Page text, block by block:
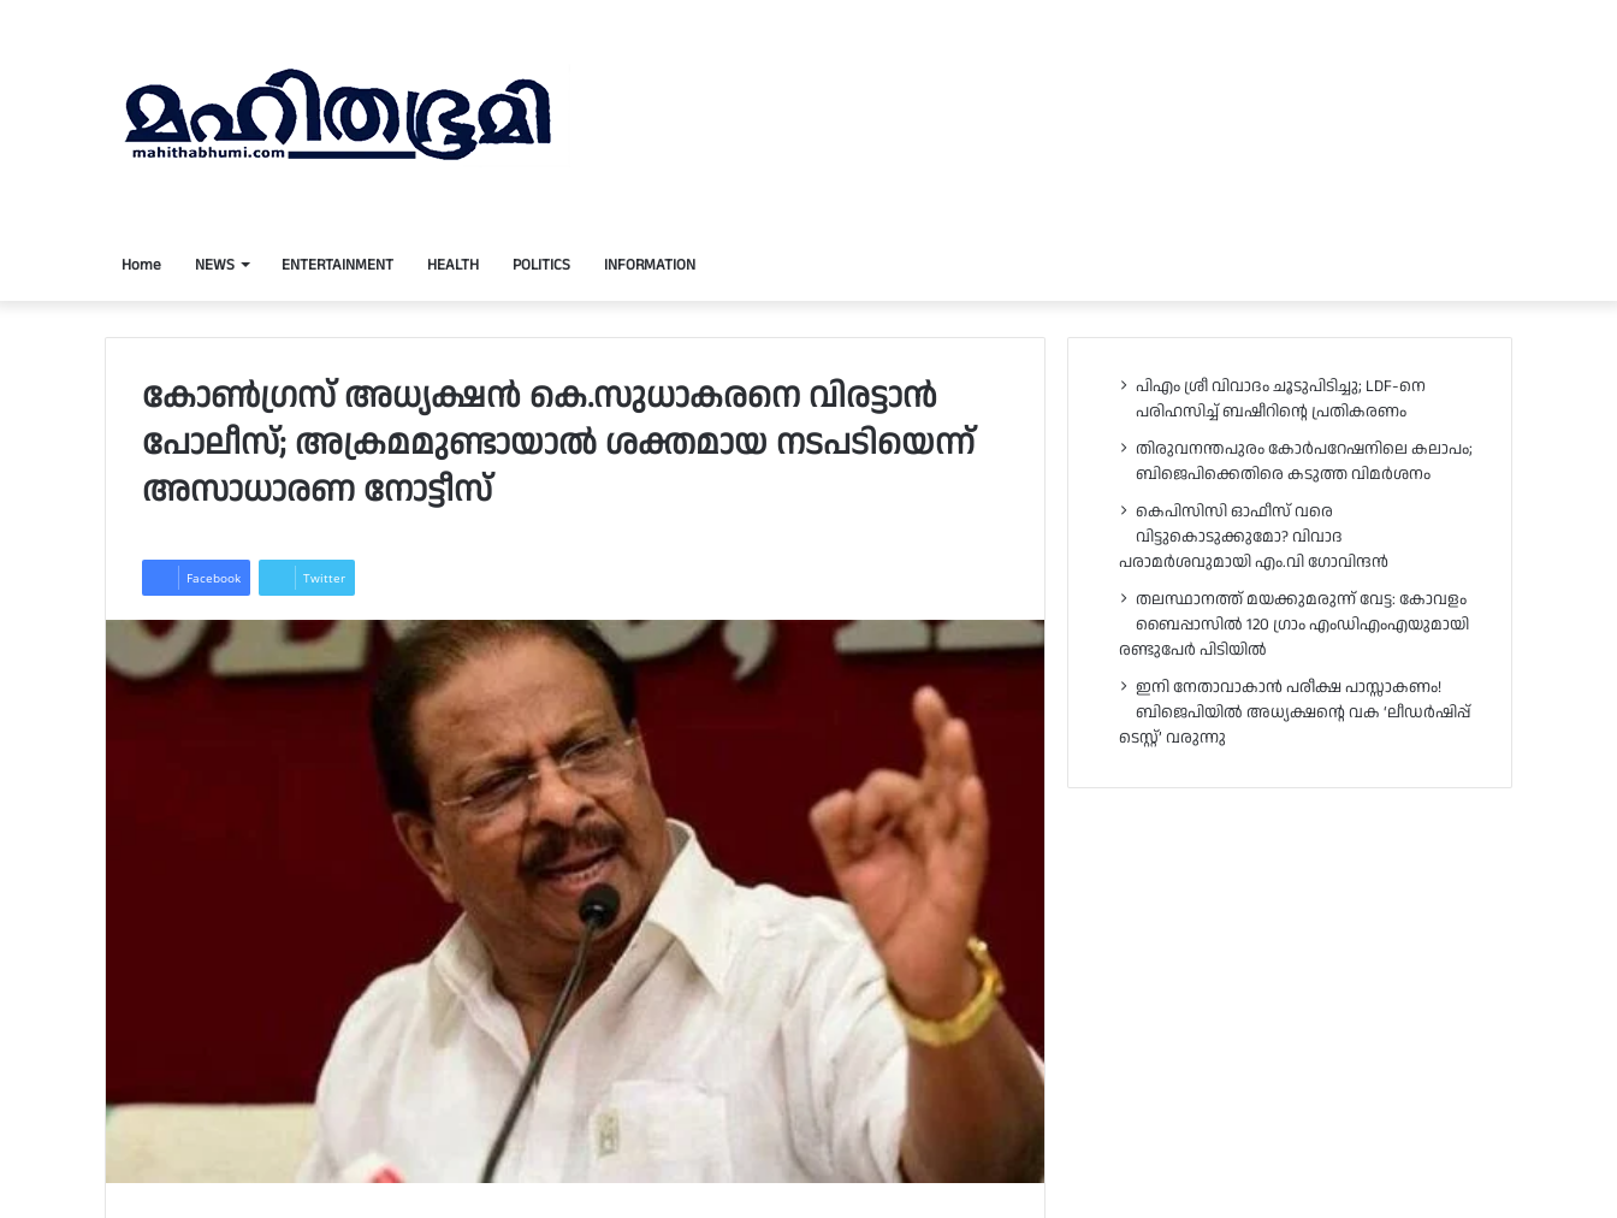
Home NEWS ENTERTAINMENT HEALTH POLITICS INFORMATION
കോണ്‍ഗ്രസ് അധ്യക്ഷന്‍ കെ.സുധാകരനെ വിരട്ടാന്‍
പോലീസ്; അക്രമമുണ്ടായാല്‍ ശക്തമായ നടപടിയെന്ന്
അസാധാരണ നോട്ടീസ്
Facebook Twitter
പിഎം ശ്രീ വിവാദം ചൂടുപിടിച്ചു; LDF-നെ
പരിഹസിച്ച് ബഷീറിന്റെ പ്രതികരണം
തിരുവനന്തപുരം കോർപറേഷനിലെ കലാപം;
ബിജെപിക്കെതിരെ കടുത്ത വിമർശനം
കെപിസിസി ഓഫീസ് വരെ
വിട്ടുകൊടുക്കുമോ? വിവാദ
പരാമർശവുമായി എം.വി ഗോവിന്ദൻ
തലസ്ഥാനത്ത് മയക്കുമരുന്ന് വേട്ട: കോവളം
ബൈപ്പാസിൽ 120 ഗ്രാം എംഡിഎംഎയുമായി
രണ്ടുപേർ പിടിയിൽ
ഇനി നേതാവാകാൻ പരീക്ഷ പാസ്സാകണം!
ബിജെപിയിൽ അധ്യക്ഷന്റെ വക ‘ലീഡർഷിപ്പ്
ടെസ്റ്റ്’ വരുന്നു